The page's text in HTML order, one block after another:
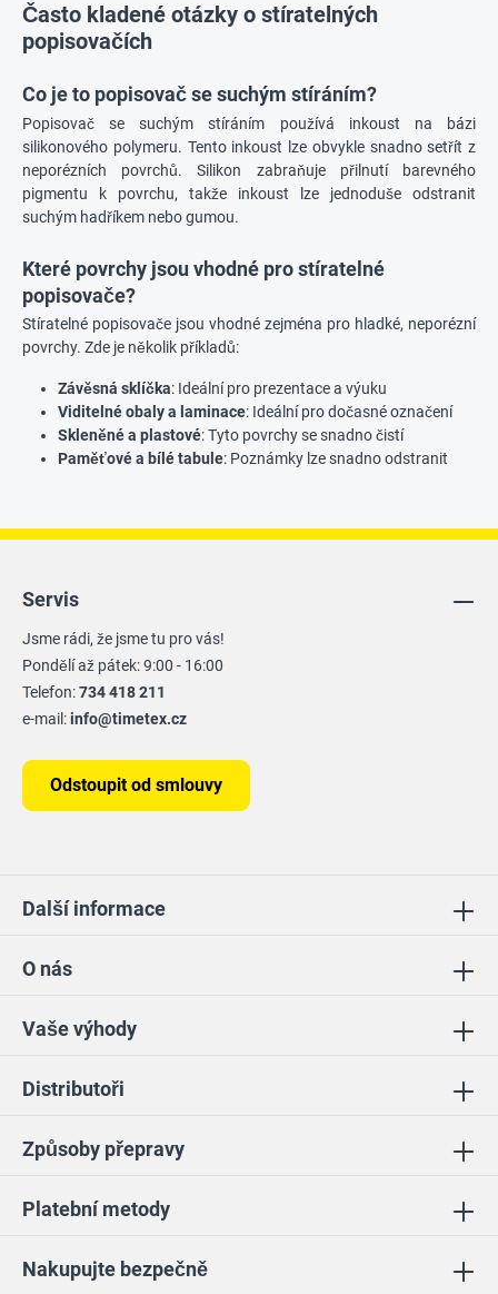
Často kladené otázky o stíratelných
popisovačích
Co je to popisovač se suchým stíráním?
Popisovač se suchým stíráním používá inkoust na bázi
silikonového polymeru. Tento inkoust lze obvykle snadno setřít z
neporézních povrchů. Silikon zabraňuje přilnutí barevného
pigmentu k povrchu, takže inkoust lze jednoduše odstranit
suchým hadříkem nebo gumou.
Které povrchy jsou vhodné pro stíratelné
popisovače?
Stíratelné popisovače jsou vhodné zejména pro hladké, neporézní
povrchy. Zde je několik příkladů:
Závěsná sklíčka: Ideální pro prezentace a výuku
Viditelné obaly a laminace: Ideální pro dočasné označení
Skleněné a plastové: Tyto povrchy se snadno čistí
Paměťové a bílé tabule: Poznámky lze snadno odstranit
Vaše výhody
Distributoři
Nakupujte bezpečně
O nás
Servis
Jsme rádi, že jsme tu pro vás!
Pondělí až pátek: 9:00 - 16:00
Telefon:734 418 211
e-mail:info@timetex.cz
Odstoupit od smlouvy
Další informace
Platební metody
Způsoby přepravy